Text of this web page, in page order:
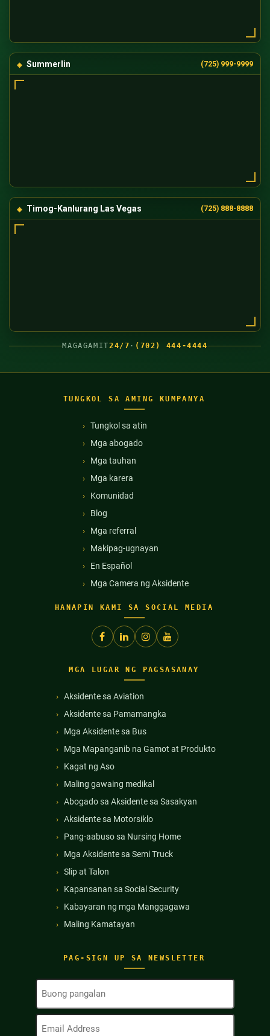
Summerlin (725) 999-9999
Timog-Kanlurang Las Vegas (725) 888-8888
MAGAGAMIT24/7 · (702) 444-4444
TUNGKOL SA AMING KUMPANYA
Tungkol sa atin
Mga abogado
Mga tauhan
Mga karera
Komunidad
Blog
Mga referral
Makipag-ugnayan
En Español
Mga Camera ng Aksidente
HANAPIN KAMI SA SOCIAL MEDIA
PAG-SIGN UP SA NEWSLETTER
Buong
(Kinakailangan)
Email
MGA LUGAR NG PAGSASANAY
Aksidente sa Aviation
Aksidente sa Pamamangka
Mga Aksidente sa Bus
Mga Mapanganib na Gamot at Produkto
Kagat ng Aso
Maling gawaing medikal
Abogado sa Aksidente sa Sasakyan
Aksidente sa Motorsiklo
Pang-aabuso sa Nursing Home
Mga Aksidente sa Semi Truck
Slip at Talon
Kapansanan sa Social Security
Kabayaran ng mga Manggagawa
Maling Kamatayan